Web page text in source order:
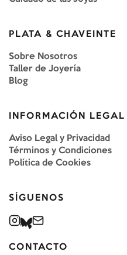
PLATA & CHAVEINTE
Sobre Nosotros
Taller de Joyería
Blog
INFORMACIÓN LEGAL
Aviso Legal y Privacidad
Términos y Condiciones
Política de Cookies
SÍGUENOS
CONTACTO